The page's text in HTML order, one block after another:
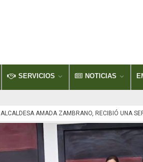
SERVICIOS NOTICIAS
ALCALDESA AMADA ZAMBRANO, RECIBIÓ UNA